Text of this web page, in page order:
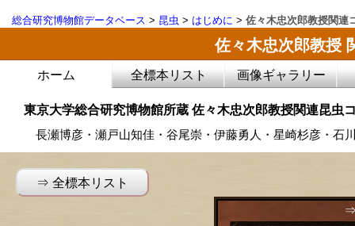
総合研究博物館データベース > 昆虫 > はじめに > 佐々木忠次郎教授関連
佐々木忠次郎教授
ホーム 全標本リスト 画像ギャラリー
東京大学総合研究博物館所蔵 佐々木忠次郎教授関連昆
長瀬博彦・瀬戸山知佳・谷尾崇・伊藤勇人・星崎杉彦・石
⇒ 全標本リスト
⇒